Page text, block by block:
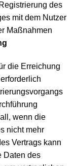
des
mit dem Nutzer
Maßnahmen
die Erreichung
wenn die
nicht mehr
Vertrags kann
Daten des